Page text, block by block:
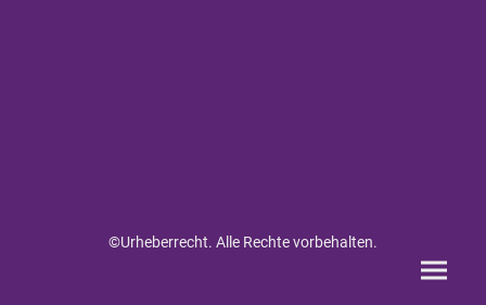
©Urheberrecht. Alle Rechte vorbehalten.